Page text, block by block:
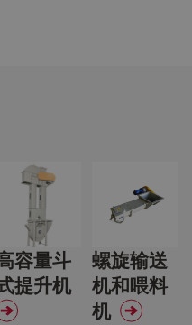
容量斗
提升机
螺旋输送
机和喂料
机